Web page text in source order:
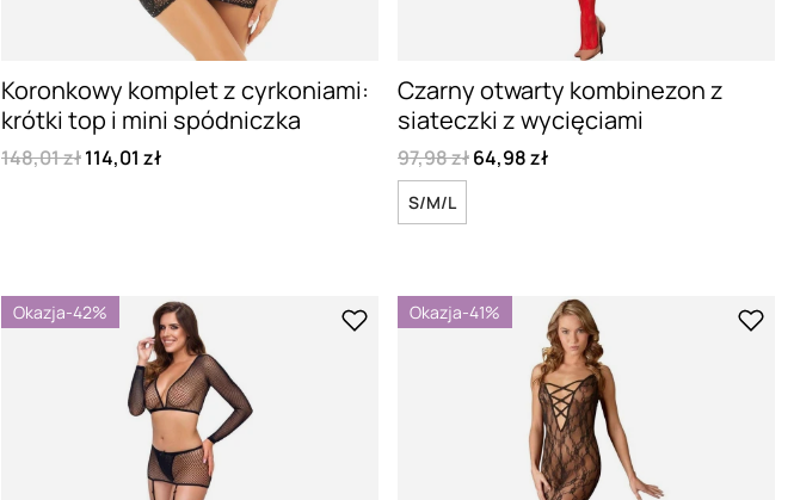
Koronkowy komplet z cyrkoniami:
krótki top i mini spódniczka
148,01 zł114,01 zł
Czarny otwarty kombinezon z
siateczki z wycięciami
97,98 zł64,98 zł
S/M/L
Okazja-42% Okazja-41%